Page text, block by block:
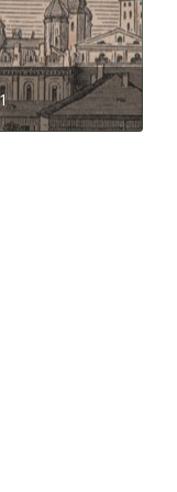
художники і
мовою,
а й
боці книги